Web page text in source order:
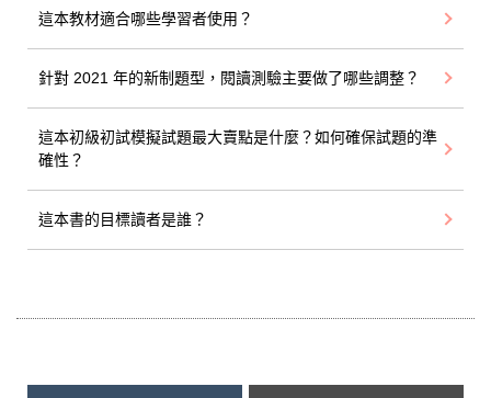
這本教材適合哪些學習者使用？
針對 2021 年的新制題型，閱讀測驗主要做了哪些調整？
這本初級初試模擬試題最大賣點是什麼？如何確保試題的準
確性？
這本書的目標讀者是誰？